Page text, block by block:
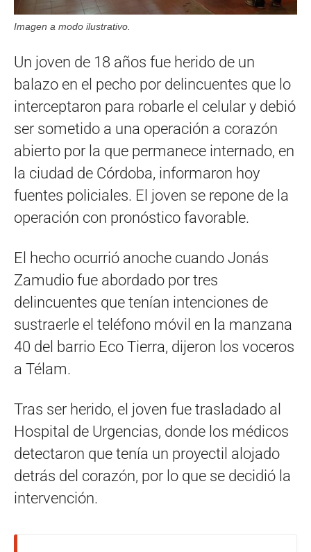
Imagen a modo ilustrativo.
Un joven de 18 años fue herido de un
balazo en el pecho por delincuentes que lo
interceptaron para robarle el celular y debió
ser sometido a una operación a corazón
abierto por la que permanece internado, en
la ciudad de Córdoba, informaron hoy
fuentes policiales. El joven se repone de la
operación con pronóstico favorable.
El hecho ocurrió anoche cuando Jonás
Zamudio fue abordado por tres
delincuentes que tenían intenciones de
sustraerle el teléfono móvil en la manzana
40 del barrio Eco Tierra, dijeron los voceros
a Télam.
Tras ser herido, el joven fue trasladado al
Hospital de Urgencias, donde los médicos
detectaron que tenía un proyectil alojado
detrás del corazón, por lo que se decidió la
intervención.